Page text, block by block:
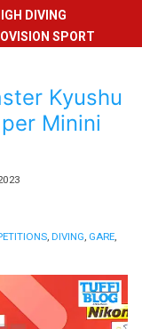
DIVING
SPORT
Kyushu
Minini
, DIVING, GARE,